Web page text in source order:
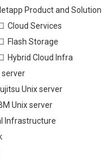
Product and Solution
Cloud Services
Flash Storage
Hybrid Cloud Infra
server
Unix server
Unix server
Infrastructure